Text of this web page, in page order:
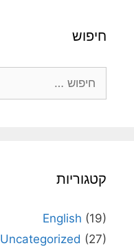
חיפוש
קטגוריות
English (19)
Uncategorized (27)